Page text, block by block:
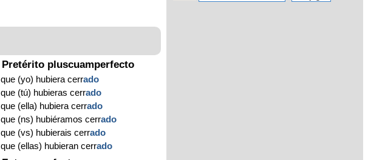
Pretérito pluscuamperfecto
que (yo) hubiera cerrado
que (tú) hubieras cerrado
que (ella) hubiera cerrado
que (ns) hubiéramos cerrado
que (vs) hubierais cerrado
que (ellas) hubieran cerrado